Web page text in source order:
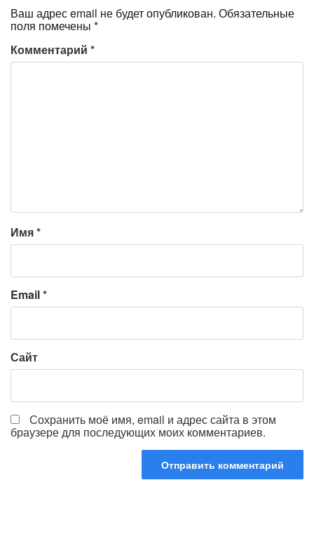
Ваш адрес email не будет опубликован. Обязательные
поля помечены *
Комментарий *
Имя*
Email*
Сайт
Сохранить моё имя, email и адрес сайта в этом
браузере для последующих моих комментариев.